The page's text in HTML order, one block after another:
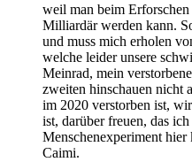
weil man beim
Milliardär werden kann.
und muss mich erholen
welche leider unsere
Meinrad, mein
zweiten hinschauen nicht
im 2020 verstorben ist,
ist, darüber freuen, das
Menschenexperiment
Caimi.